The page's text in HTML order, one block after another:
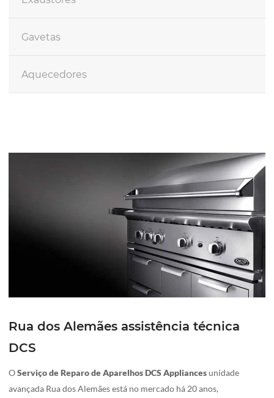
Gavetas
Aquecedores
Rua dos Alemães assistência técnica
DCS
OServiço de Reparo de Aparelhos DCS Appliances unidade
avançada Rua dos Alemães está no mercado há 20 anos,